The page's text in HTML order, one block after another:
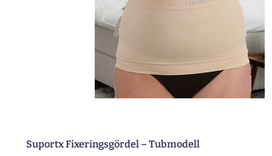
Suportx Fixeringsgördel – Tubmodell